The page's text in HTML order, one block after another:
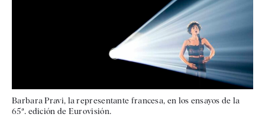
Barbara Pravi, la representante francesa, en los ensayos de la
65ª. edición de Eurovisión.